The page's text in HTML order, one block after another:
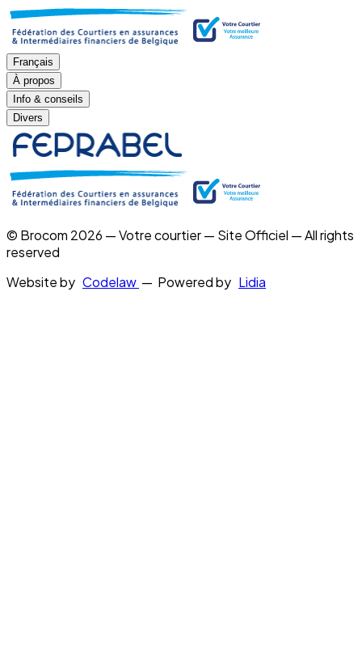
Français
À propos
Info & conseils
Divers
© Brocom 2026 — Votre courtier — Site Officiel — All rights
reserved
Website by Codelaw — Powered by Lidia